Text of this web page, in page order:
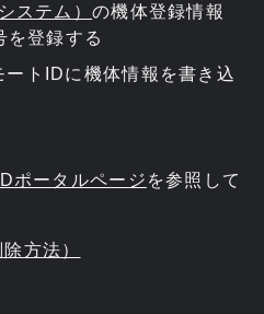
ステム）の機体登録情報
を登録する
ートIDに機体情報を書き込
ポータルページ を参照して
方法）